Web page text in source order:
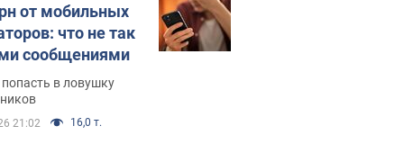
от мобильных
что не так
сообщениями
попасть в ловушку
21:02 16,0 т.